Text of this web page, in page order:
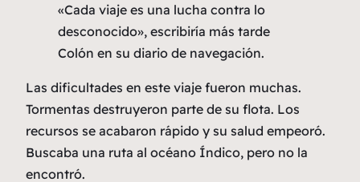
«Cada viaje es una lucha contra lo
desconocido», escribiría más tarde
Colón en su diario de navegación.
Las dificultades en este viaje fueron muchas.
Tormentas destruyeron parte de su flota. Los
recursos se acabaron rápido y su salud empeoró.
Buscaba una ruta al océano Índico, pero no la
encontró.